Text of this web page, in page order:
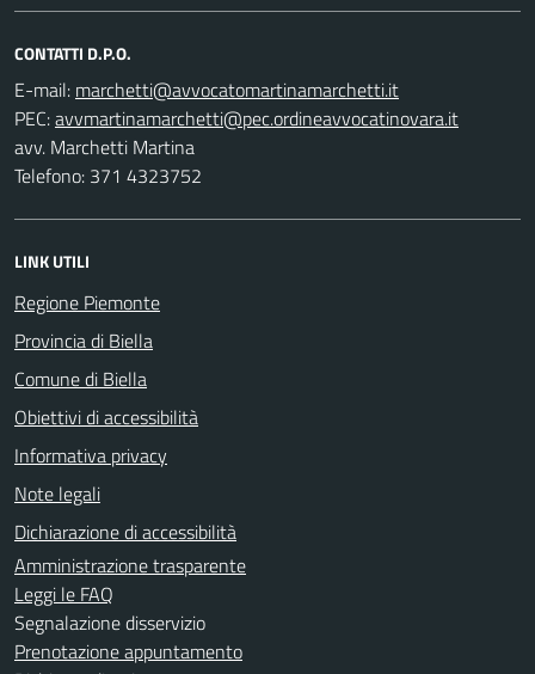
CONTATTI D.P.O.
E-mail:
PEC:
avv. Marchetti Martina
Telefono: 371 4323752
LINK UTILI
Regione Piemonte
Provincia di Biella
Comune di Biella
Obiettivi di accessibilità
Informativa privacy
Note legali
Dichiarazione di accessibilità
Amministrazione trasparente
Leggi le FAQ
Segnalazione disservizio
Prenotazione appuntamento